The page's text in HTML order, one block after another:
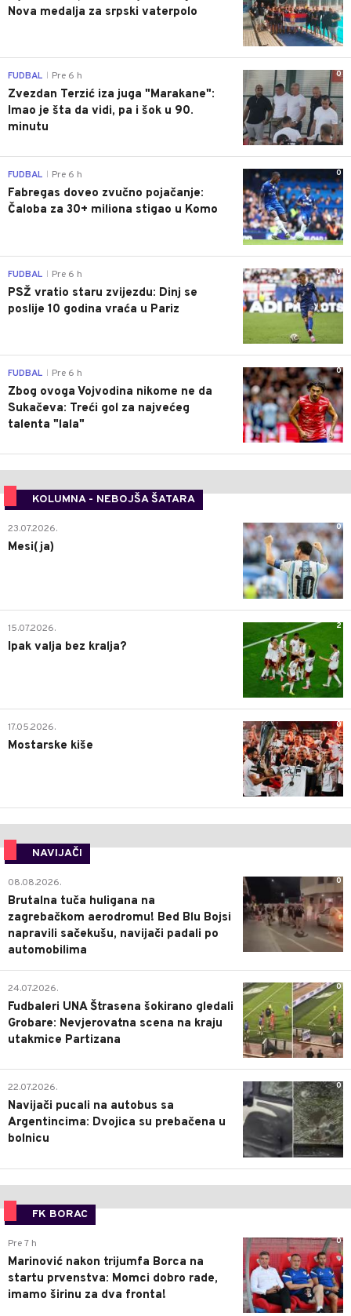
Nova medalja za srpski vaterpolo
0
FUDBAL Pre 6 h
Zvezdan Terzić iza juga "Marakane":
Imao je šta da vidi, pa i šok u 90.
minutu
0
FUDBAL Pre 6 h
Fabregas doveo zvučno pojačanje:
Čaloba za 30+ miliona stigao u Komo
0
FUDBAL Pre 6 h
PSŽ vratio staru zvijezdu: Dinj se
poslije 10 godina vraća u Pariz
0
FUDBAL Pre 6 h
Zbog ovoga Vojvodina nikome ne da
Sukačeva: Treći gol za najvećeg
talenta "lala"
KOLUMNA - NEBOJŠA ŠATARA
0
23.07.2026.
Mesi(ja)
2
15.07.2026.
Ipak valja bez kralja?
0
17.05.2026.
Mostarske kiše
NAVIJAČI
0
08.08.2026.
Brutalna tuča huligana na
zagrebačkom aerodromu! Bed Blu Bojsi
napravili sačekušu, navijači padali po
automobilima
0
24.07.2026.
Fudbaleri UNA Štrasena šokirano gledali
Grobare: Nevjerovatna scena na kraju
utakmice Partizana
0
22.07.2026.
Navijači pucali na autobus sa
Argentincima: Dvojica su prebačena u
bolnicu
FK BORAC
0
Pre 7 h
Marinović nakon trijumfa Borca na
startu prvenstva: Momci dobro rade,
imamo širinu za dva fronta!